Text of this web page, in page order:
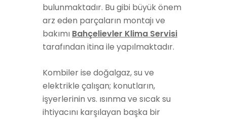
bulunmaktadır. Bu gibi büyük önem
arz eden parçaların montajı ve
bakımı Bahçelievler Klima Servisi
tarafından itina ile yapılmaktadır.
Kombiler ise doğalgaz, su ve
elektrikle çalışan; konutların,
işyerlerinin vs. ısınma ve sıcak su
ihtiyacını karşılayan başka bir